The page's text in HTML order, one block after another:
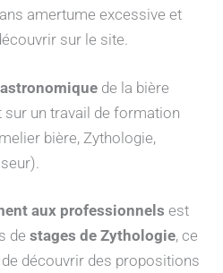
amertume excessive et
sur le site.
de la bière
sur un travail de formation
bière, Zythologie,
aux professionnels est
de stages de Zythologie, ce
découvrir des propositions